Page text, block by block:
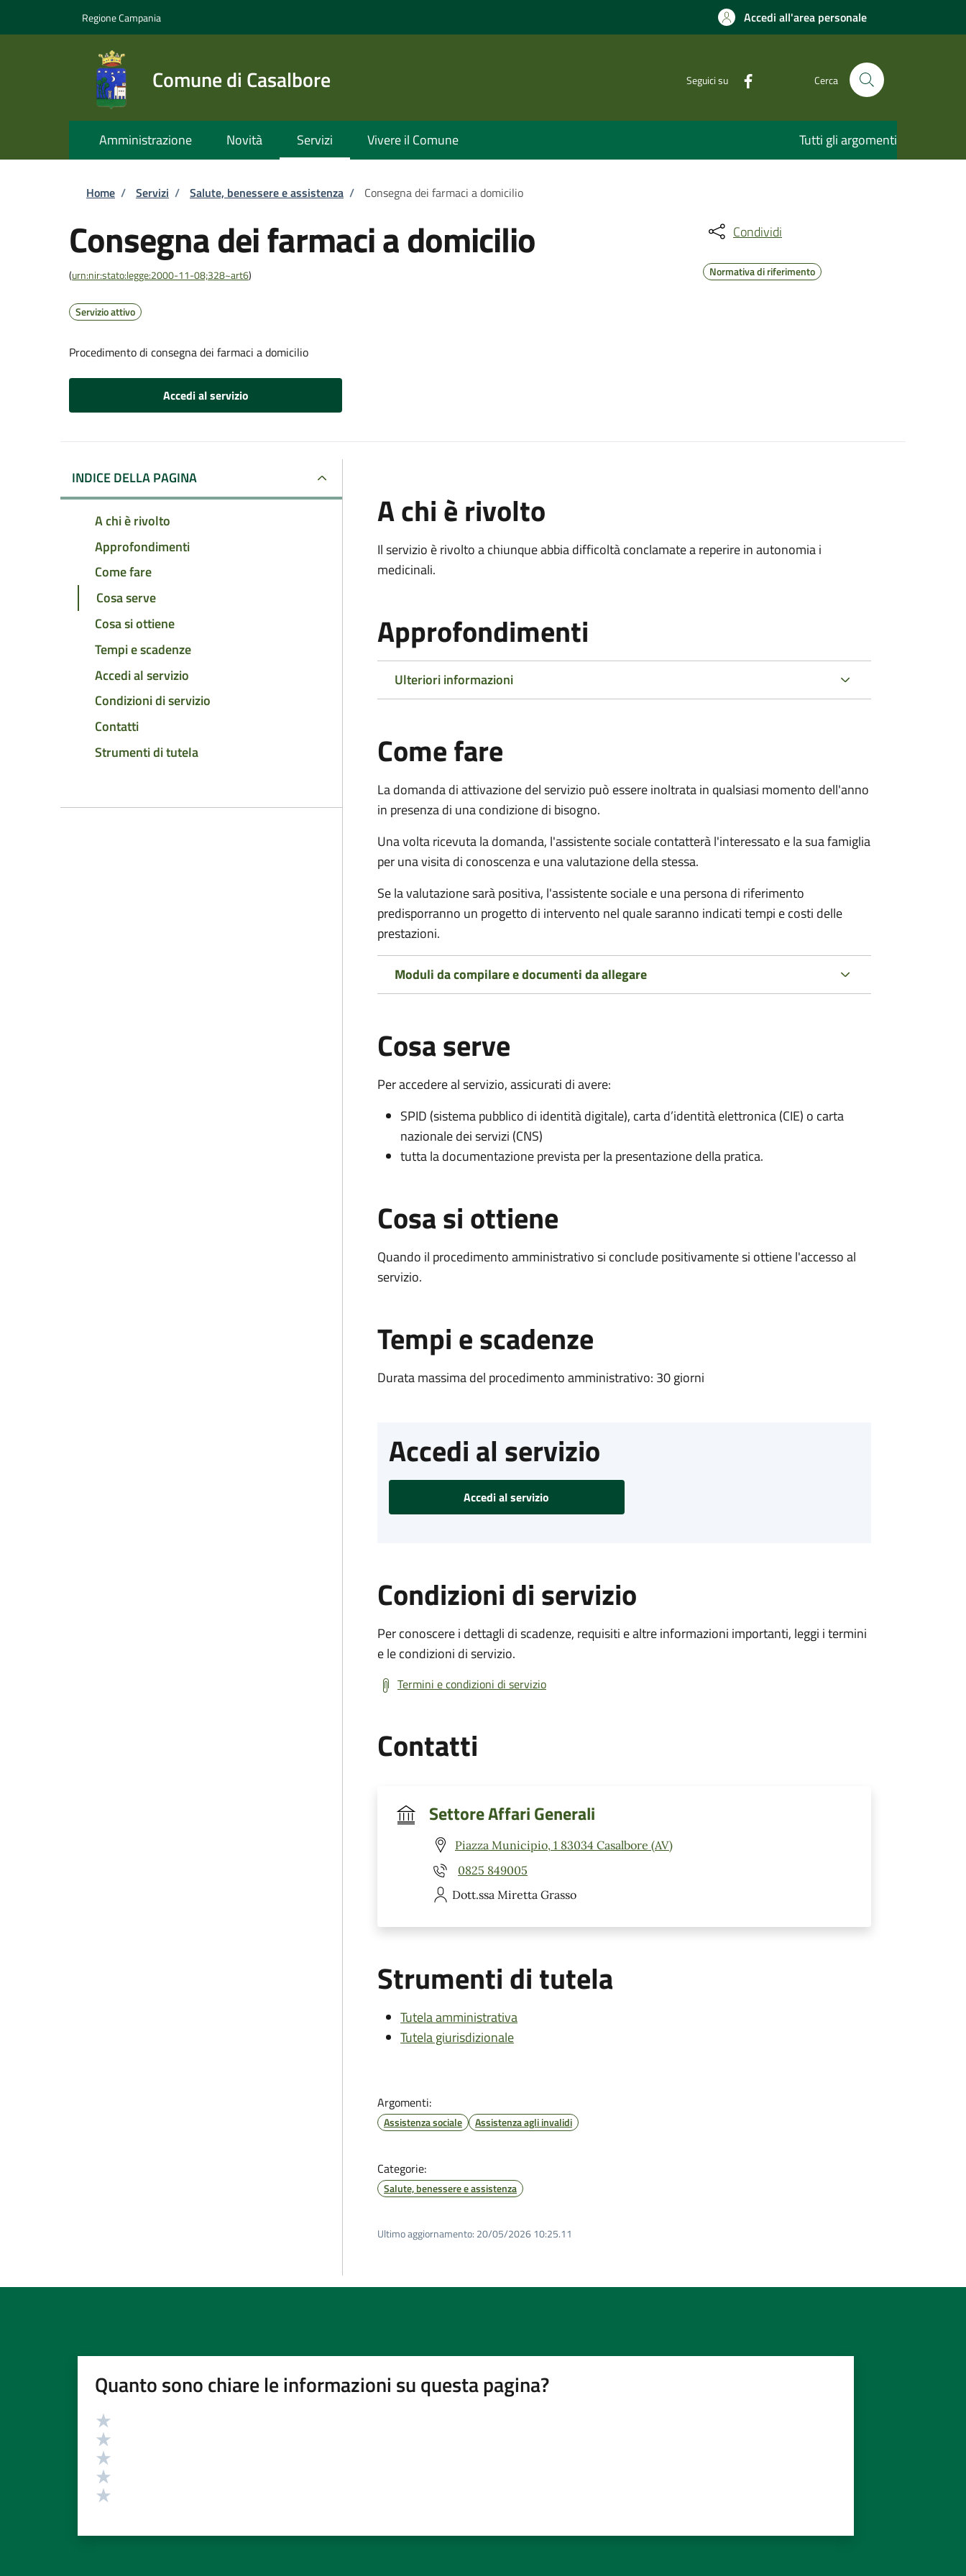
Regione Campania Accedi all'area personale
Comune di Casalbore Seguici su Cerca
Amministrazione Novità Servizi Vivere il Comune Tutti gli argomenti
Briciole di pane
Home / Servizi / Salute, benessere e assistenza / Consegna dei farmaci a domicilio
Consegna dei farmaci a domicilio
(urn:nir:stato:legge:2000-11-08;328~art6)
Servizio attivo
Procedimento di consegna dei farmaci a domicilio
Accedi al servizio
Condividi
Normativa di riferimento
INDICE DELLA PAGINA
A chi è rivolto
Approfondimenti
Come fare
Cosa serve
Cosa si ottiene
Tempi e scadenze
Accedi al servizio
Condizioni di servizio
Contatti
Strumenti di tutela
A chi è rivolto
Il servizio è rivolto a chiunque abbia difficoltà conclamate a reperire in autonomia i
medicinali.
Approfondimenti
Ulteriori informazioni
Come fare
La domanda di attivazione del servizio può essere inoltrata in qualsiasi momento dell'anno
in presenza di una condizione di bisogno.
Una volta ricevuta la domanda, l'assistente sociale contatterà l'interessato e la sua famiglia
per una visita di conoscenza e una valutazione della stessa.
Se la valutazione sarà positiva, l'assistente sociale e una persona di riferimento
predisporranno un progetto di intervento nel quale saranno indicati tempi e costi delle
prestazioni.
Moduli da compilare e documenti da allegare
Cosa serve
Per accedere al servizio, assicurati di avere:
SPID (sistema pubblico di identità digitale), carta d’identità elettronica (CIE) o carta
nazionale dei servizi (CNS)
tutta la documentazione prevista per la presentazione della pratica.
Cosa si ottiene
Quando il procedimento amministrativo si conclude positivamente si ottiene l'accesso al
servizio.
Tempi e scadenze
Durata massima del procedimento amministrativo: 30 giorni
Accedi al servizio
Accedi al servizio
Condizioni di servizio
Per conoscere i dettagli di scadenze, requisiti e altre informazioni importanti, leggi i termini
e le condizioni di servizio.
Termini e condizioni di servizio
Contatti
Settore Affari Generali
Piazza Municipio, 1 83034 Casalbore (AV)
0825 849005
Dott.ssa Miretta Grasso
Strumenti di tutela
Tutela amministrativa
Tutela giurisdizionale
Argomenti:
Assistenza sociale Assistenza agli invalidi
Categorie:
Salute, benessere e assistenza
Ultimo aggiornamento: 20/05/2026 10:25.11
Quanto sono chiare le informazioni su questa pagina?
Valutazione